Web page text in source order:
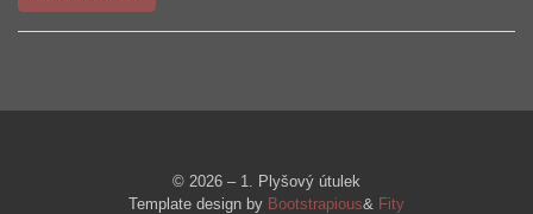
© 2026 – 1. Plyšový útulek
Template design by Bootstrapious& Fity